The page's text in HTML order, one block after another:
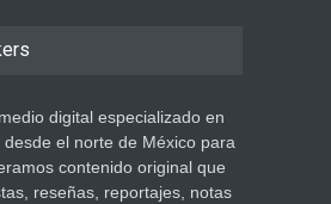
digital especializado en
desde el norte de México para
contenido original que
reseñas, reportajes, notas